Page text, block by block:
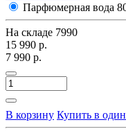
Парфюмерная вода
На складе 7990
15 990 р.
7 990 р.
В корзину Купить в